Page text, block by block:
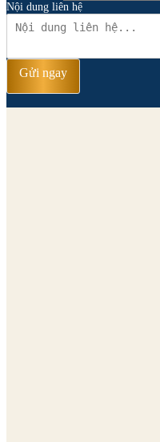
Nội dung liên hệ
Gửi ngay